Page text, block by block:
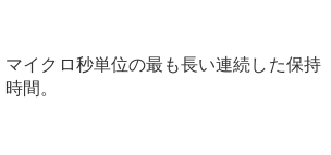
マイクロ秒単位の最も長い連続した保持
時間。